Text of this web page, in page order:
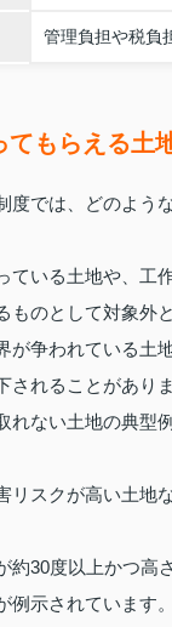
管理負担や税負
てもらえる土
度では、どのよう
ている土地や、工
ものとして対象外
が争われている土
されることがありま
れない土地の典型
リスクが高い土地
約30度以上かつ高
例示されています。